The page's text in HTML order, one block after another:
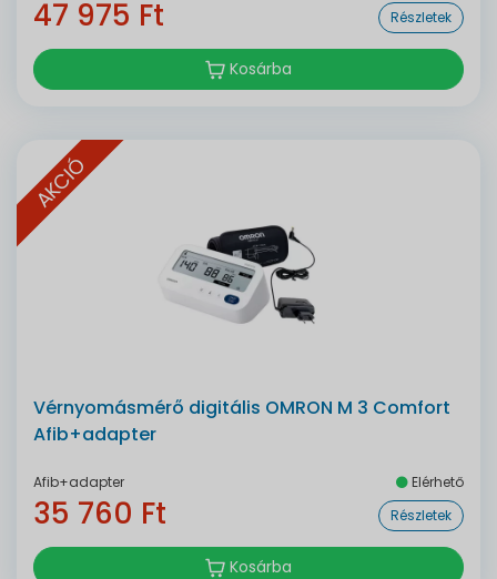
47 975 Ft Részletek
Kosárba
AKCIÓ
Vérnyomásmérő digitális OMRON M 3 Comfort
Afib+adapter
Afib+adapter Elérhető
35 760 Ft Részletek
Kosárba